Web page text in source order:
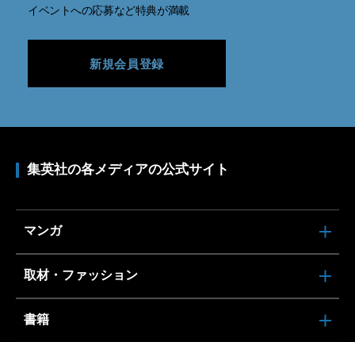
イベントへの応募など特典が満載
新規会員登録
集英社の各メディアの公式サイト
マンガ
取材・ファッション
書籍